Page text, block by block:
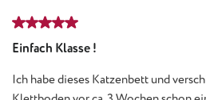
Review with rating of 5 out of 5 stars
Einfach Klasse !
Ich habe dieses Katzenbett und